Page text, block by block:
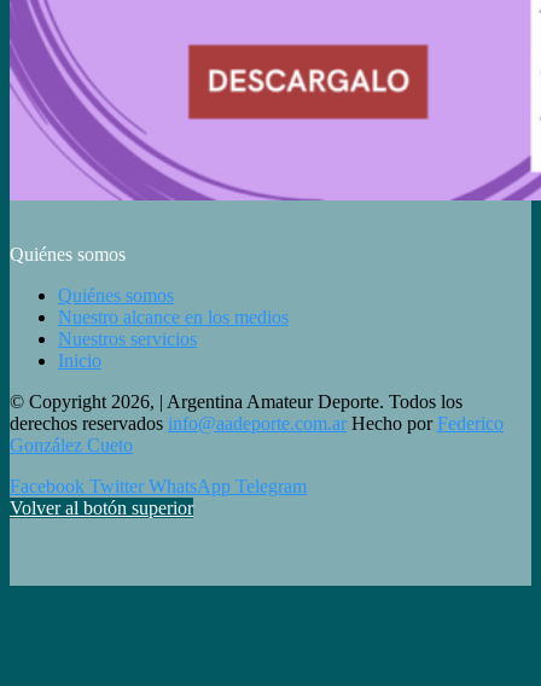
Quiénes somos
Quiénes somos
Nuestro alcance en los medios
Nuestros servicios
Inicio
© Copyright 2026, | Argentina Amateur Deporte. Todos los
derechos reservados info@aadeporte.com.ar Hecho por Federico
González Cueto
Facebook Twitter WhatsApp Telegram
Volver al botón superior